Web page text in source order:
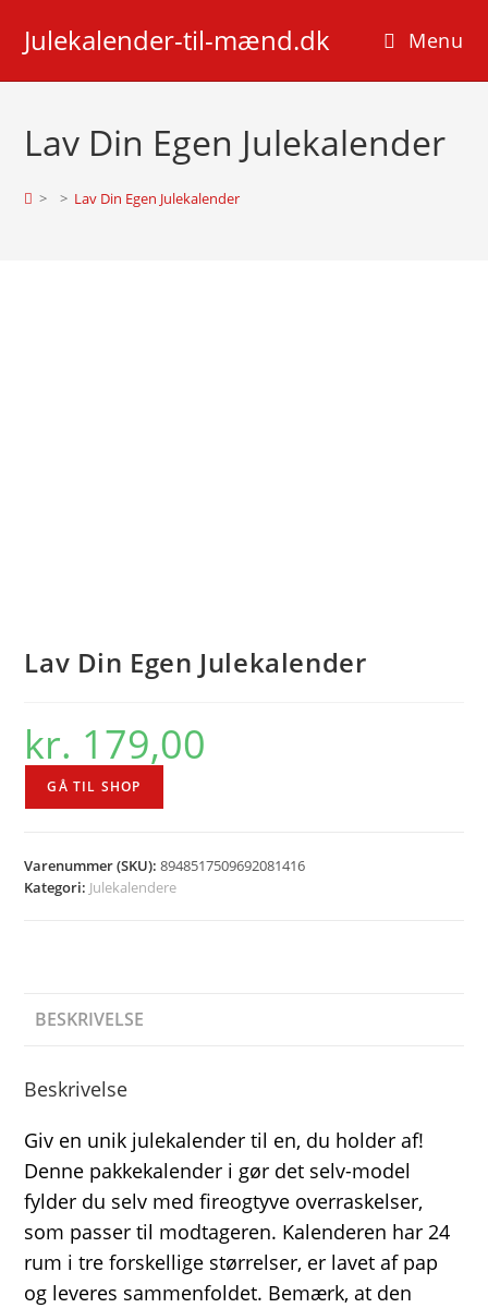
content
Julekalender-til-mænd.dk Menu
Lav Din Egen Julekalender
> > Lav Din Egen Julekalender
Lav Din Egen Julekalender
kr. 179,00
GÅ TIL SHOP
Varenummer (SKU):8948517509692081416
Kategori: Julekalendere
BESKRIVELSE
Beskrivelse
Giv en unik julekalender til en, du holder af!
Denne pakkekalender i gør det selv-model
fylder du selv med fireogtyve overraskelser,
som passer til modtageren. Kalenderen har 24
rum i tre forskellige størrelser, er lavet af pap
og leveres sammenfoldet. Bemærk, at den